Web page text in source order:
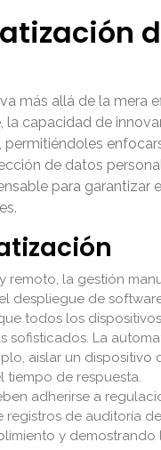
más allá de la mera
capacidad de
de datos
para
remoto, la gestión
despliegue de
todos los
sofisticados. La
aislar un
tiempo de respuesta.
adherirse a
de auditoría
y